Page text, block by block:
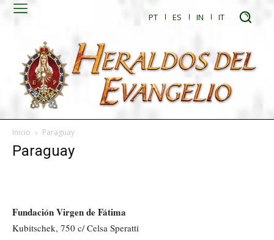
PT ES IN IT
Inicio Paraguay
Paraguay
Fundación Virgen de Fátima
Kubitschek, 750 c/ Celsa Speratti